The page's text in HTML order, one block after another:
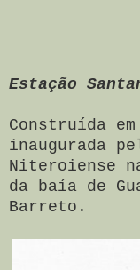
Estação
Construída
inaugurada
Niteroiense
da baía de
Barreto .